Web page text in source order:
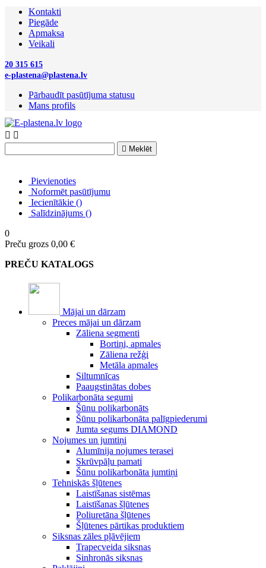
Kontakti
Piegāde
Apmaksa
Veikali
20 315 615
e-plastena@plastena.lv
Pārbaudīt pasūtījuma statusu
Mans profils
 
 Meklēt
Pievienoties
Noformēt pasūtījumu
Iecienītākie ()
Salīdzinājums ()
0
Preču grozs 0,00 €
PREČU KATALOGS
Mājai un dārzam
Preces mājai un dārzam
Zāliena segmenti
Bortiņi, apmales
Zāliena režģi
Metāla apmales
Siltumnīcas
Paaugstinātas dobes
Polikarbonāta segumi
Šūnu polikarbonāts
Šūnu polikarbonāta palīgpiederumi
Jumta segums DIAMOND
Nojumes un jumtiņi
Alumīnija nojumes terasei
Skrūvpāļu pamati
Šūnu polikarbonāta jumtiņi
Tehniskās šļūtenes
Laistīšanas sistēmas
Laistīšanas šļūtenes
Poliuretāna šļūtenes
Šļūtenes pārtikas produktiem
Siksnas zāles pļāvējiem
Trapecveida siksnas
Sinhronās siksnas